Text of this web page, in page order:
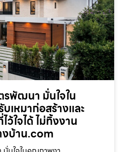
รพัฒนา มั่นใจใน
หมาก่อสร้างและ
ใจได้ ไม่ทิ้งงาน
งบ้าน.com